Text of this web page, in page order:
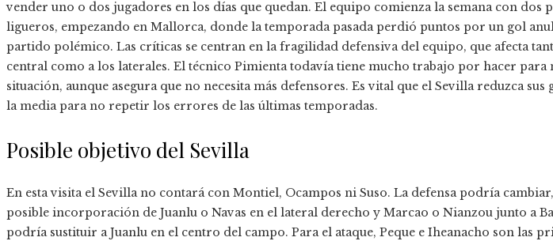
vender uno o dos jugadores en los días que quedan. El equipo comienza la semana con dos
ligueros, empezando en Mallorca, donde la temporada pasada perdió puntos por un gol
partido polémico. Las críticas se centran en la fragilidad defensiva del equipo, que afecta
central como a los laterales. El técnico Pimienta todavía tiene mucho trabajo por hacer para
situación, aunque asegura que no necesita más defensores. Es vital que el Sevilla reduzca sus
la media para no repetir los errores de las últimas temporadas.
Posible objetivo del Sevilla
En esta visita el Sevilla no contará con Montiel, Ocampos ni Suso. La defensa podría
posible incorporación de Juanlu o Navas en el lateral derecho y Marcao o Nianzou junto a
podría sustituir a Juanlu en el centro del campo. Para el ataque, Peque e Iheanacho son las